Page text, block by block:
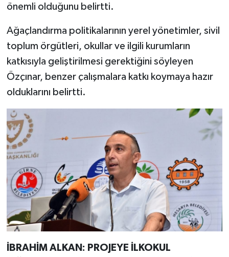
önemli olduğunu belirtti.
Ağaçlandırma politikalarının yerel yönetimler, sivil
toplum örgütleri, okullar ve ilgili kurumların
katkısıyla geliştirilmesi gerektiğini söyleyen
Özçınar, benzer çalışmalara katkı koymaya hazır
olduklarını belirtti.
İBRAHİM ALKAN: PROJEYE İLKOKUL